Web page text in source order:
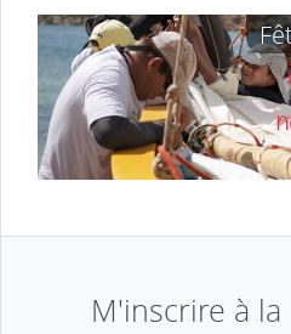
M'inscrire à la